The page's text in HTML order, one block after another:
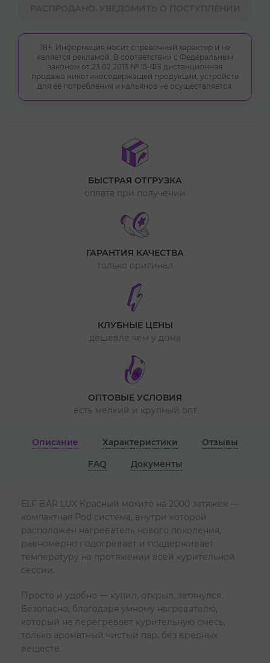
18+. Информация носит справочный характер и не
является рекламой. В соответствии с Федеральным
законом от 23.02.2013 № 15-ФЗ дистанционная
продажа никотиносодержащей продукции, устройств
для её потребления и кальянов не осуществляется.
БЫСТРАЯ ОТГРУЗКА
оплата при получении
ГАРАНТИЯ КАЧЕСТВА
только оригинал
КЛУБНЫЕ ЦЕНЫ
дешевле чем у дома
ОПТОВЫЕ УСЛОВИЯ
есть мелкий и крупный опт
Описание Характеристики
Отзывы
FAQ
Документы
ELF BAR LUX Красный мохито на 2000 затяжек —
компактная Pod система, внутри которой
расположен нагреватель нового поколения,
равномерно подогревает и поддерживает
температуру на протяжении всей курительной
сессии.
Просто и удобно — купил, открыл, затянулся.
Безопасно, благодаря умному нагревателю,
который не перегревает курительную смесь,
только ароматный чистый пар, без вредных
веществ.